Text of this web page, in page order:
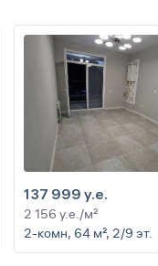
137 999 y.e.
2 156 y.e./м²
2-комн, 64 м², 2/9 эт.